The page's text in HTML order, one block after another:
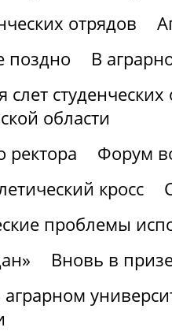
отрядов
поздно
В
слет
области
ректора
Форум
кросс
проблемы
Вновь в